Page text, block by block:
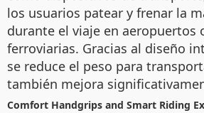
los usuarios patear y frenar la
durante el viaje en aeropuertos
ferroviarias. Gracias al diseño
se reduce el peso para
también mejora
Comfort Handgrips and Smart Riding